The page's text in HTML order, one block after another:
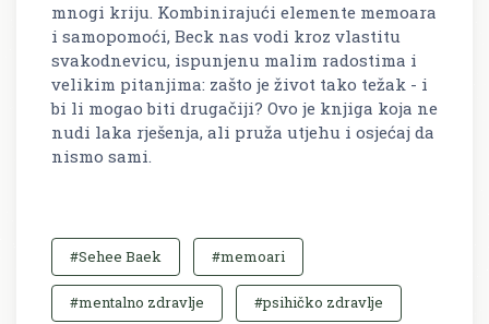
mnogi kriju. Kombinirajući elemente memoara
i samopomoći, Beck nas vodi kroz vlastitu
svakodnevicu, ispunjenu malim radostima i
velikim pitanjima: zašto je život tako težak - i
bi li mogao biti drugačiji? Ovo je knjiga koja ne
nudi laka rješenja, ali pruža utjehu i osjećaj da
nismo sami.
#Sehee Baek #memoari
#mentalno zdravlje #psihičko zdravlje